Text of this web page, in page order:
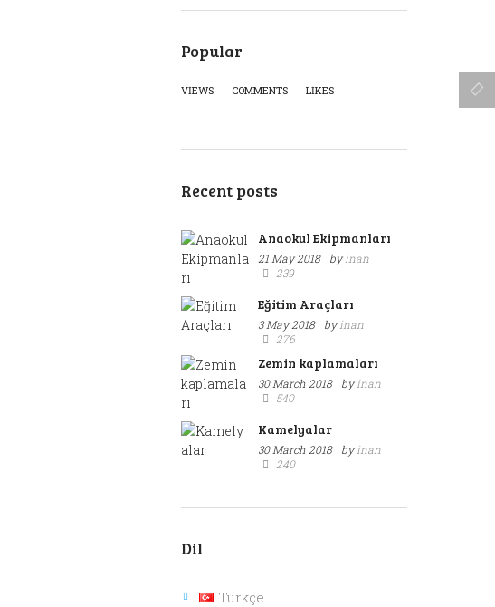
Popular
VIEWS COMMENTS LIKES
Recent posts
Anaokul Ekipmanları
21 May 2018 byinan
239
Eğitim Araçları
3 May 2018 byinan
276
Zemin kaplamaları
30 March 2018 byinan
540
Kamelyalar
30 March 2018 byinan
240
Dil
Türkçe